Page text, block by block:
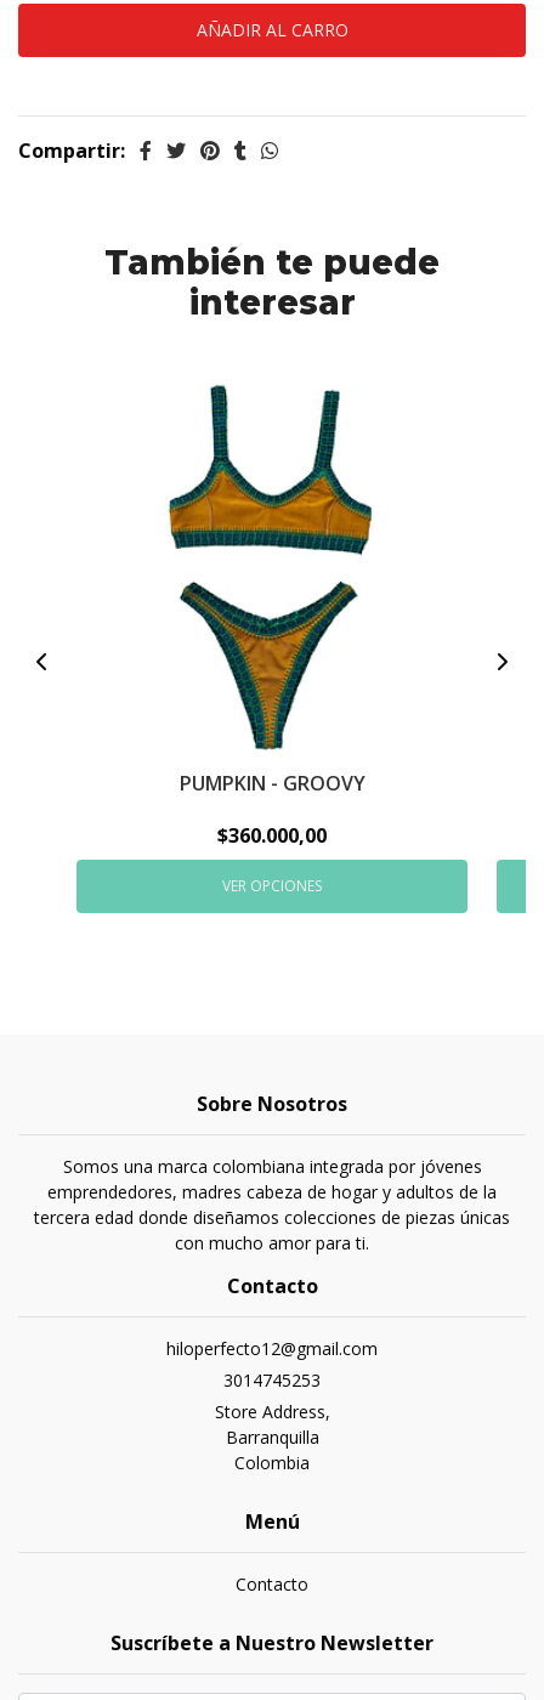
Compartir:
También te puede
interesar
PUMPKIN - GROOVY
$360.000,00
VER OPCIONES
Sobre Nosotros
Somos una marca colombiana integrada por jóvenes
emprendedores, madres cabeza de hogar y adultos de la
tercera edad donde diseñamos colecciones de piezas únicas
con mucho amor para ti.
Contacto
hiloperfecto12@gmail.com
3014745253
Store Address,
Barranquilla
Colombia
Menú
Contacto
Suscríbete a Nuestro Newsletter